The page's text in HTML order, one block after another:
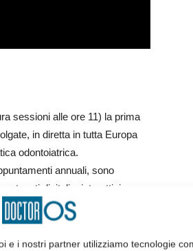
e i nostri partner utilizziamo tecnologie
sessioni alle ore 11) la prima
in diretta in tutta Europa
odontoiatrica.
annuali, sono
digitali e interattivi;
e creeranno una
e discutere i recenti
pratica.